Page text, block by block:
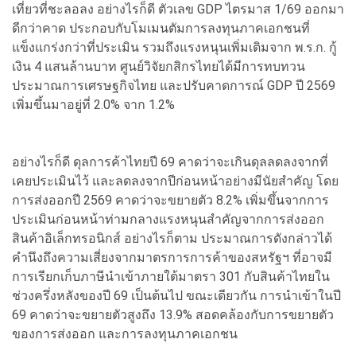
เที่ยวที่ชะลอลง อย่างไรก็ดี ตัวเลข GDP ไตรมาส 1/69 ออกมา
ดีกว่าคาด ประกอบกับโมเมนตัมการลงทุนภาคเอกชนที่
แข็งแกร่งกว่าที่ประเมิน รวมถึงแรงหนุนเพิ่มเติมจาก พ.ร.ก. กู้
เงิน 4 แสนล้านบาท ศูนย์วิจัยกสิกรไทยได้มีการทบทวน
ประมาณการเศรษฐกิจไทย และปรับคาดการณ์ GDP ปี 2569
เพิ่มขึ้นมาอยู่ที่ 2.0% จาก 1.2%
อย่างไรก็ดี ดุลการค้าไทยปี 69 คาดว่าจะเกินดุลลดลงจากที่
เคยประเมินไว้ และลดลงจากปีก่อนหน้าอย่างมีนัยสำคัญ โดย
การส่งออกปี 2569 คาดว่าจะขยายตัว 8.2% เพิ่มขึ้นจากการ
ประเมินก่อนหน้าท่ามกลางแรงหนุนสำคัญจากการส่งออก
สินค้าอิเล็กทรอนิกส์ อย่างไรก็ตาม ประมาณการดังกล่าวได้
คำนึงถึงความเสี่ยงจากมาตรการการค้าของสหรัฐฯ ที่อาจมี
การเรียกเก็บภาษีนำเข้าภายใต้มาตรา 301 กับสินค้าไทยใน
ช่วงครึ่งหลังของปี 69 เป็นต้นไป ขณะเดียวกัน การนำเข้าในปี
69 คาดว่าจะขยายตัวสูงถึง 13.9% สอดคล้องกับการขยายตัว
ของการส่งออก และการลงทุนภาคเอกชน